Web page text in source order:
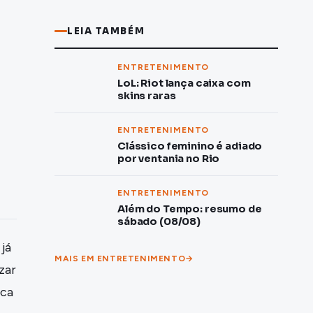
LEIA TAMBÉM
ENTRETENIMENTO
LoL: Riot lança caixa com
skins raras
ENTRETENIMENTO
Clássico feminino é adiado
por ventania no Rio
ENTRETENIMENTO
Além do Tempo: resumo de
sábado (08/08)
MAIS EM ENTRETENIMENTO